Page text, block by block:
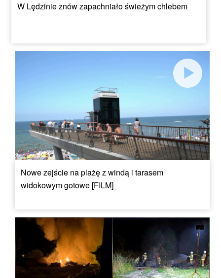
W Lędzinie znów zapachniało świeżym chlebem
Nowe zejście na plażę z windą i tarasem
widokowym gotowe [FILM]